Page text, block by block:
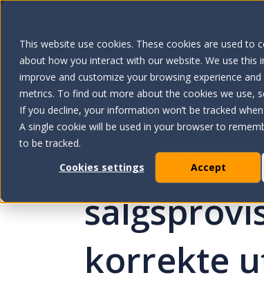
This website use cookies. These cookies are used to
about how you interact with our website. We use this
improve and customize your browsing experience
metrics. To find out more about the cookies we use,
If you decline, your information won’t be tracked
A single cookie will be used in your browser to
to be tracked.
Cookies settings
Accept
korrekte